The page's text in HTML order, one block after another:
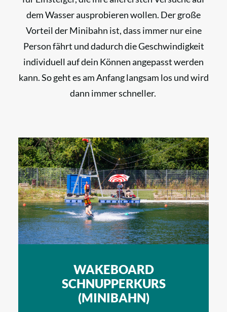
dem Wasser ausprobieren wollen. Der große
Vorteil der Minibahn ist, dass immer nur eine
Person fährt und dadurch die Geschwindigkeit
individuell auf dein Können angepasst werden
kann. So geht es am Anfang langsam los und wird
dann immer schneller.
WAKEBOARD
SCHNUPPERKURS
(MINIBAHN)